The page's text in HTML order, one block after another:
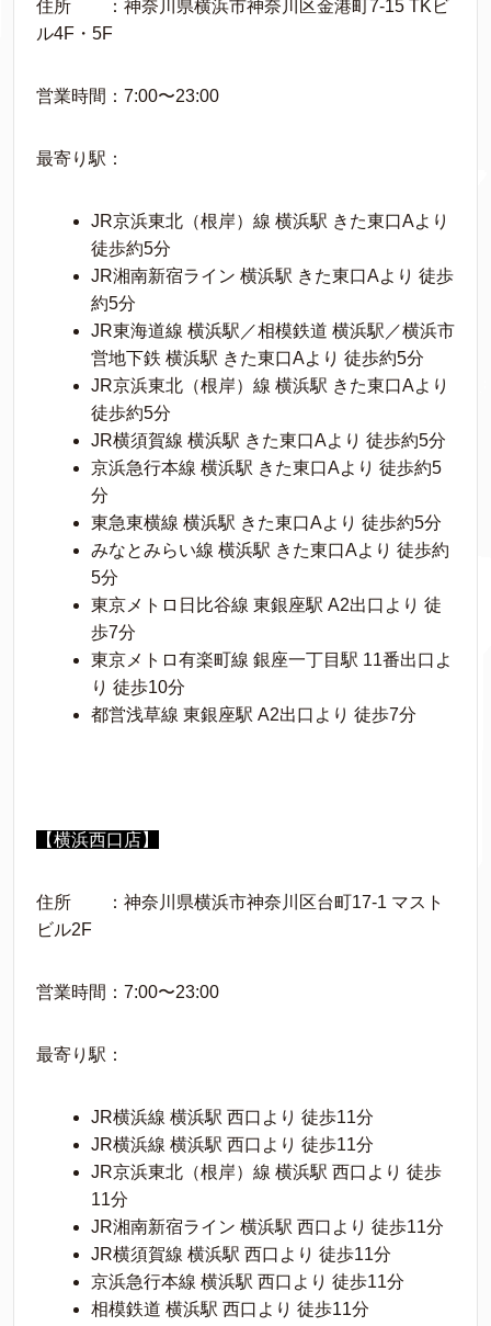
住所 ：神奈川県横浜市神奈川区金港町7-15 TKビ
ル4F・5F
営業時間：7:00〜23:00
最寄り駅：
JR京浜東北（根岸）線 横浜駅 きた東口Aより
徒歩約5分
JR湘南新宿ライン 横浜駅 きた東口Aより 徒歩
約5分
JR東海道線 横浜駅／相模鉄道 横浜駅／横浜市
営地下鉄 横浜駅 きた東口Aより 徒歩約5分
JR京浜東北（根岸）線 横浜駅 きた東口Aより
徒歩約5分
JR横須賀線 横浜駅 きた東口Aより 徒歩約5分
京浜急行本線 横浜駅 きた東口Aより 徒歩約5
分
東急東横線 横浜駅 きた東口Aより 徒歩約5分
みなとみらい線 横浜駅 きた東口Aより 徒歩約
5分
東京メトロ日比谷線 東銀座駅 A2出口より 徒
歩7分
東京メトロ有楽町線 銀座一丁目駅 11番出口よ
り 徒歩10分
都営浅草線 東銀座駅 A2出口より 徒歩7分
【横浜西口店】
住所 ：神奈川県横浜市神奈川区台町17-1 マスト
ビル2F
営業時間：7:00〜23:00
最寄り駅：
JR横浜線 横浜駅 西口より 徒歩11分
JR横浜線 横浜駅 西口より 徒歩11分
JR京浜東北（根岸）線 横浜駅 西口より 徒歩
11分
JR湘南新宿ライン 横浜駅 西口より 徒歩11分
JR横須賀線 横浜駅 西口より 徒歩11分
京浜急行本線 横浜駅 西口より 徒歩11分
相模鉄道 横浜駅 西口より 徒歩11分